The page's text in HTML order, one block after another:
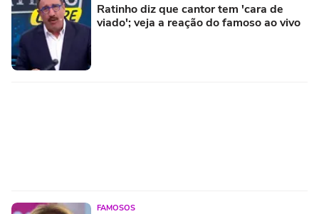
Ratinho diz que cantor tem 'cara de
viado'; veja a reação do famoso ao vivo
FAMOSOS